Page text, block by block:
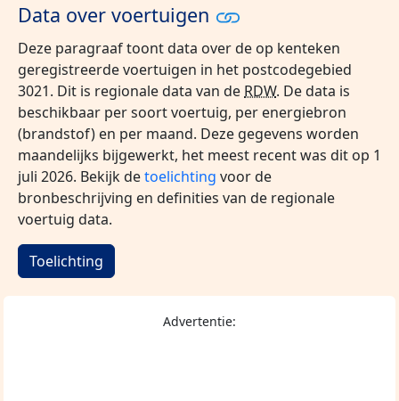
Data over voertuigen
Deze paragraaf toont data over de op kenteken
geregistreerde voertuigen in het postcodegebied
3021. Dit is regionale data van de RDW. De data is
beschikbaar per soort voertuig, per energiebron
(brandstof) en per maand. Deze gegevens worden
maandelijks bijgewerkt, het meest recent was dit op 1
juli 2026. Bekijk detoelichting voor de
bronbeschrijving en definities van de regionale
voertuig data.
Toelichting
Advertentie: